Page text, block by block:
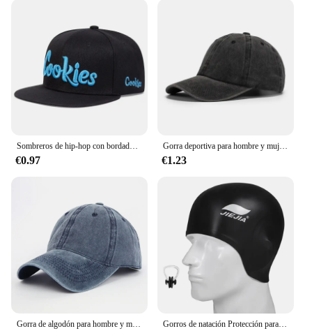
Sombreros de hip-hop con bordado de galletas Unisex, gorras de béisbol informales ajustables para exteriores, sombrero protector solar para primavera y otoño
€0.97
Gorra deportiva para hombre y mujer, Gorro Unisex de color negro, personalizado, para deportes al aire libre, venta al por mayor
€1.23
Gorra de algodón para hombre y mujer, Gorro deportivo Unisex, color negro, personalizado, venta al por mayor Gorros de natación Protección para los oídos Gorro de natación de silicona completo, universal, orejeras de natación